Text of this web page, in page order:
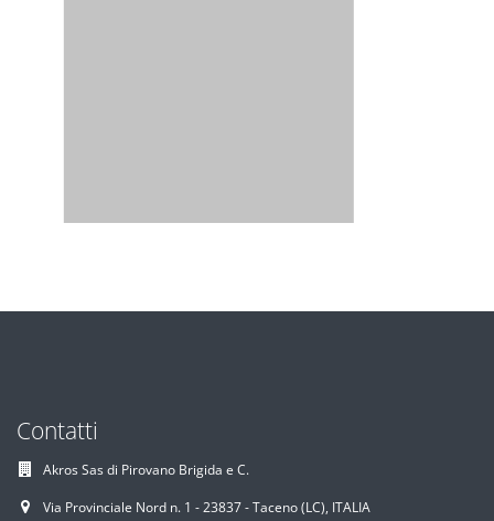
Contatti
Akros Sas di Pirovano Brigida e C.
Via Provinciale Nord n. 1 - 23837 - Taceno (LC), ITALIA